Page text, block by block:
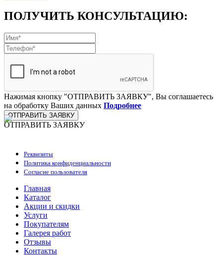
ПОЛУЧИТЬ КОНСУЛЬТАЦИЮ:
Нажимая кнопку "ОТПРАВИТЬ ЗАЯВКУ", Вы соглашаетесь
на обработку Ваших данных Подробнее
ОТПРАВИТЬ ЗАЯВКУ
ОТПРАВИТЬ ЗАЯВКУ
Реквизиты
Политика конфиденциальности
Согласие пользователя
Главная
Каталог
Акции и скидки
Услуги
Покупателям
Галерея работ
Отзывы
Контакты